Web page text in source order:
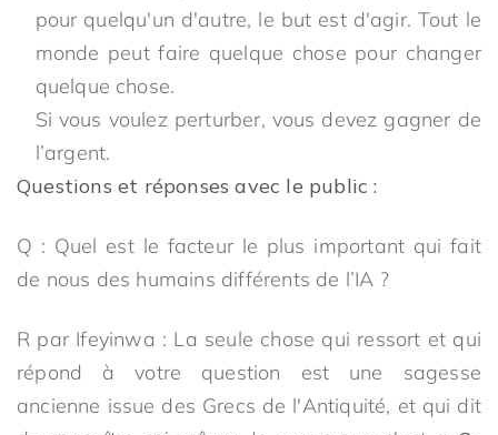
pour quelqu'un d'autre, le but est d'agir. Tout le
monde peut faire quelque chose pour changer
quelque chose.
Si vous voulez perturber, vous devez gagner de
l’argent.
Questions et réponses avec le public :
Q : Quel est le facteur le plus important qui fait
de nous des humains différents de l’IA ?
R par Ifeyinwa : La seule chose qui ressort et qui
répond à votre question est une sagesse
ancienne issue des Grecs de l'Antiquité, et qui dit